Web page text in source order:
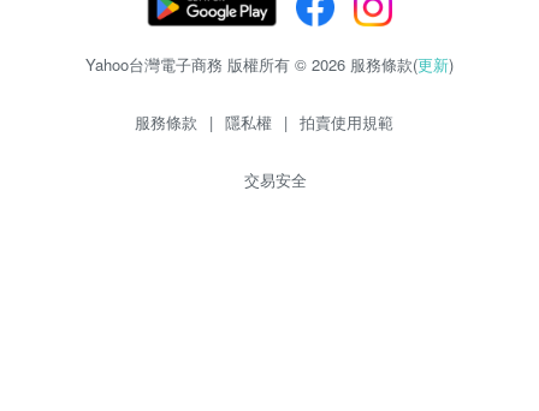
Yahoo台灣電子商務 版權所有 © 2026 服務條款(更新)
服務條款 | 隱私權 | 拍賣使用規範
交易安全